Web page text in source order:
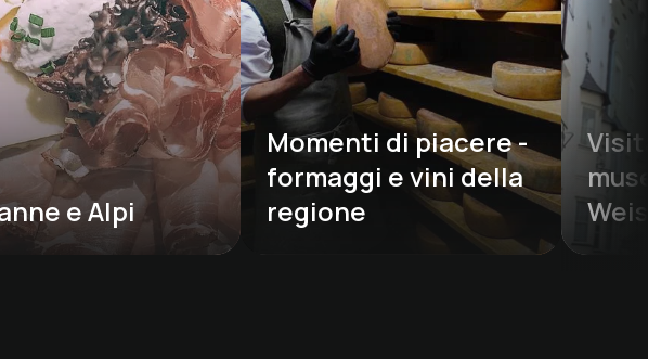
e Alpi
Momenti di piacere -
formaggi e vini della
regione